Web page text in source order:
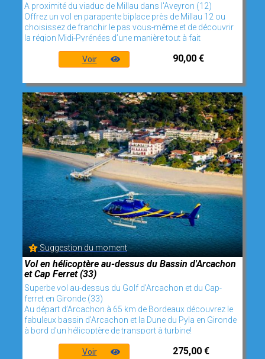
A proximité du viaduc de Millau dans l'Aveyron (12)
Offrez un vol en parapente biplace près de Millau 12 ou
choisissez de franchir le pas vous-même et de découvrir
la région Midi-Pyrénées d’une manière tout à fait
Voir 90,00 €
Suggestion du moment
Vol en hélicoptère au-dessus du Bassin d'Arcachon
et Cap Ferret (33)
Superbe vol au-dessus du Golf d'Arcachon et du Cap-
ferret en Gironde (33)
Au départ d’Arcachon à 65 km de Bordeaux découvrez le
fabuleux bassin d'Arcachon et la Dune du Pyla en Gironde
à bord d'un hélicoptère de transport à turbine!
Voir 275,00 €